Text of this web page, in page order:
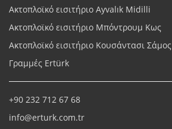
Ακτοπλοϊκό εισιτήριο Ayvalık Midilli
Ακτοπλοϊκό εισιτήριο Μπόντρουμ Κως
Ακτοπλοϊκό εισιτήριο Κουσάντασι Σάμος
Γραμμές Ertürk
+90 232 712 67 68
info@erturk.com.tr